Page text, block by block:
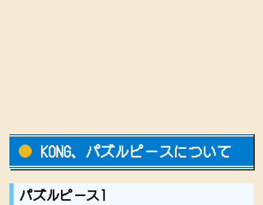
KONG、パズルピースについて
パズルピース1